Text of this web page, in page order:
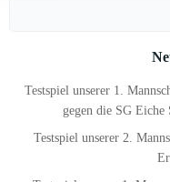
Testspiel unserer 1.
gegen die SG
Testspiel unserer 2.